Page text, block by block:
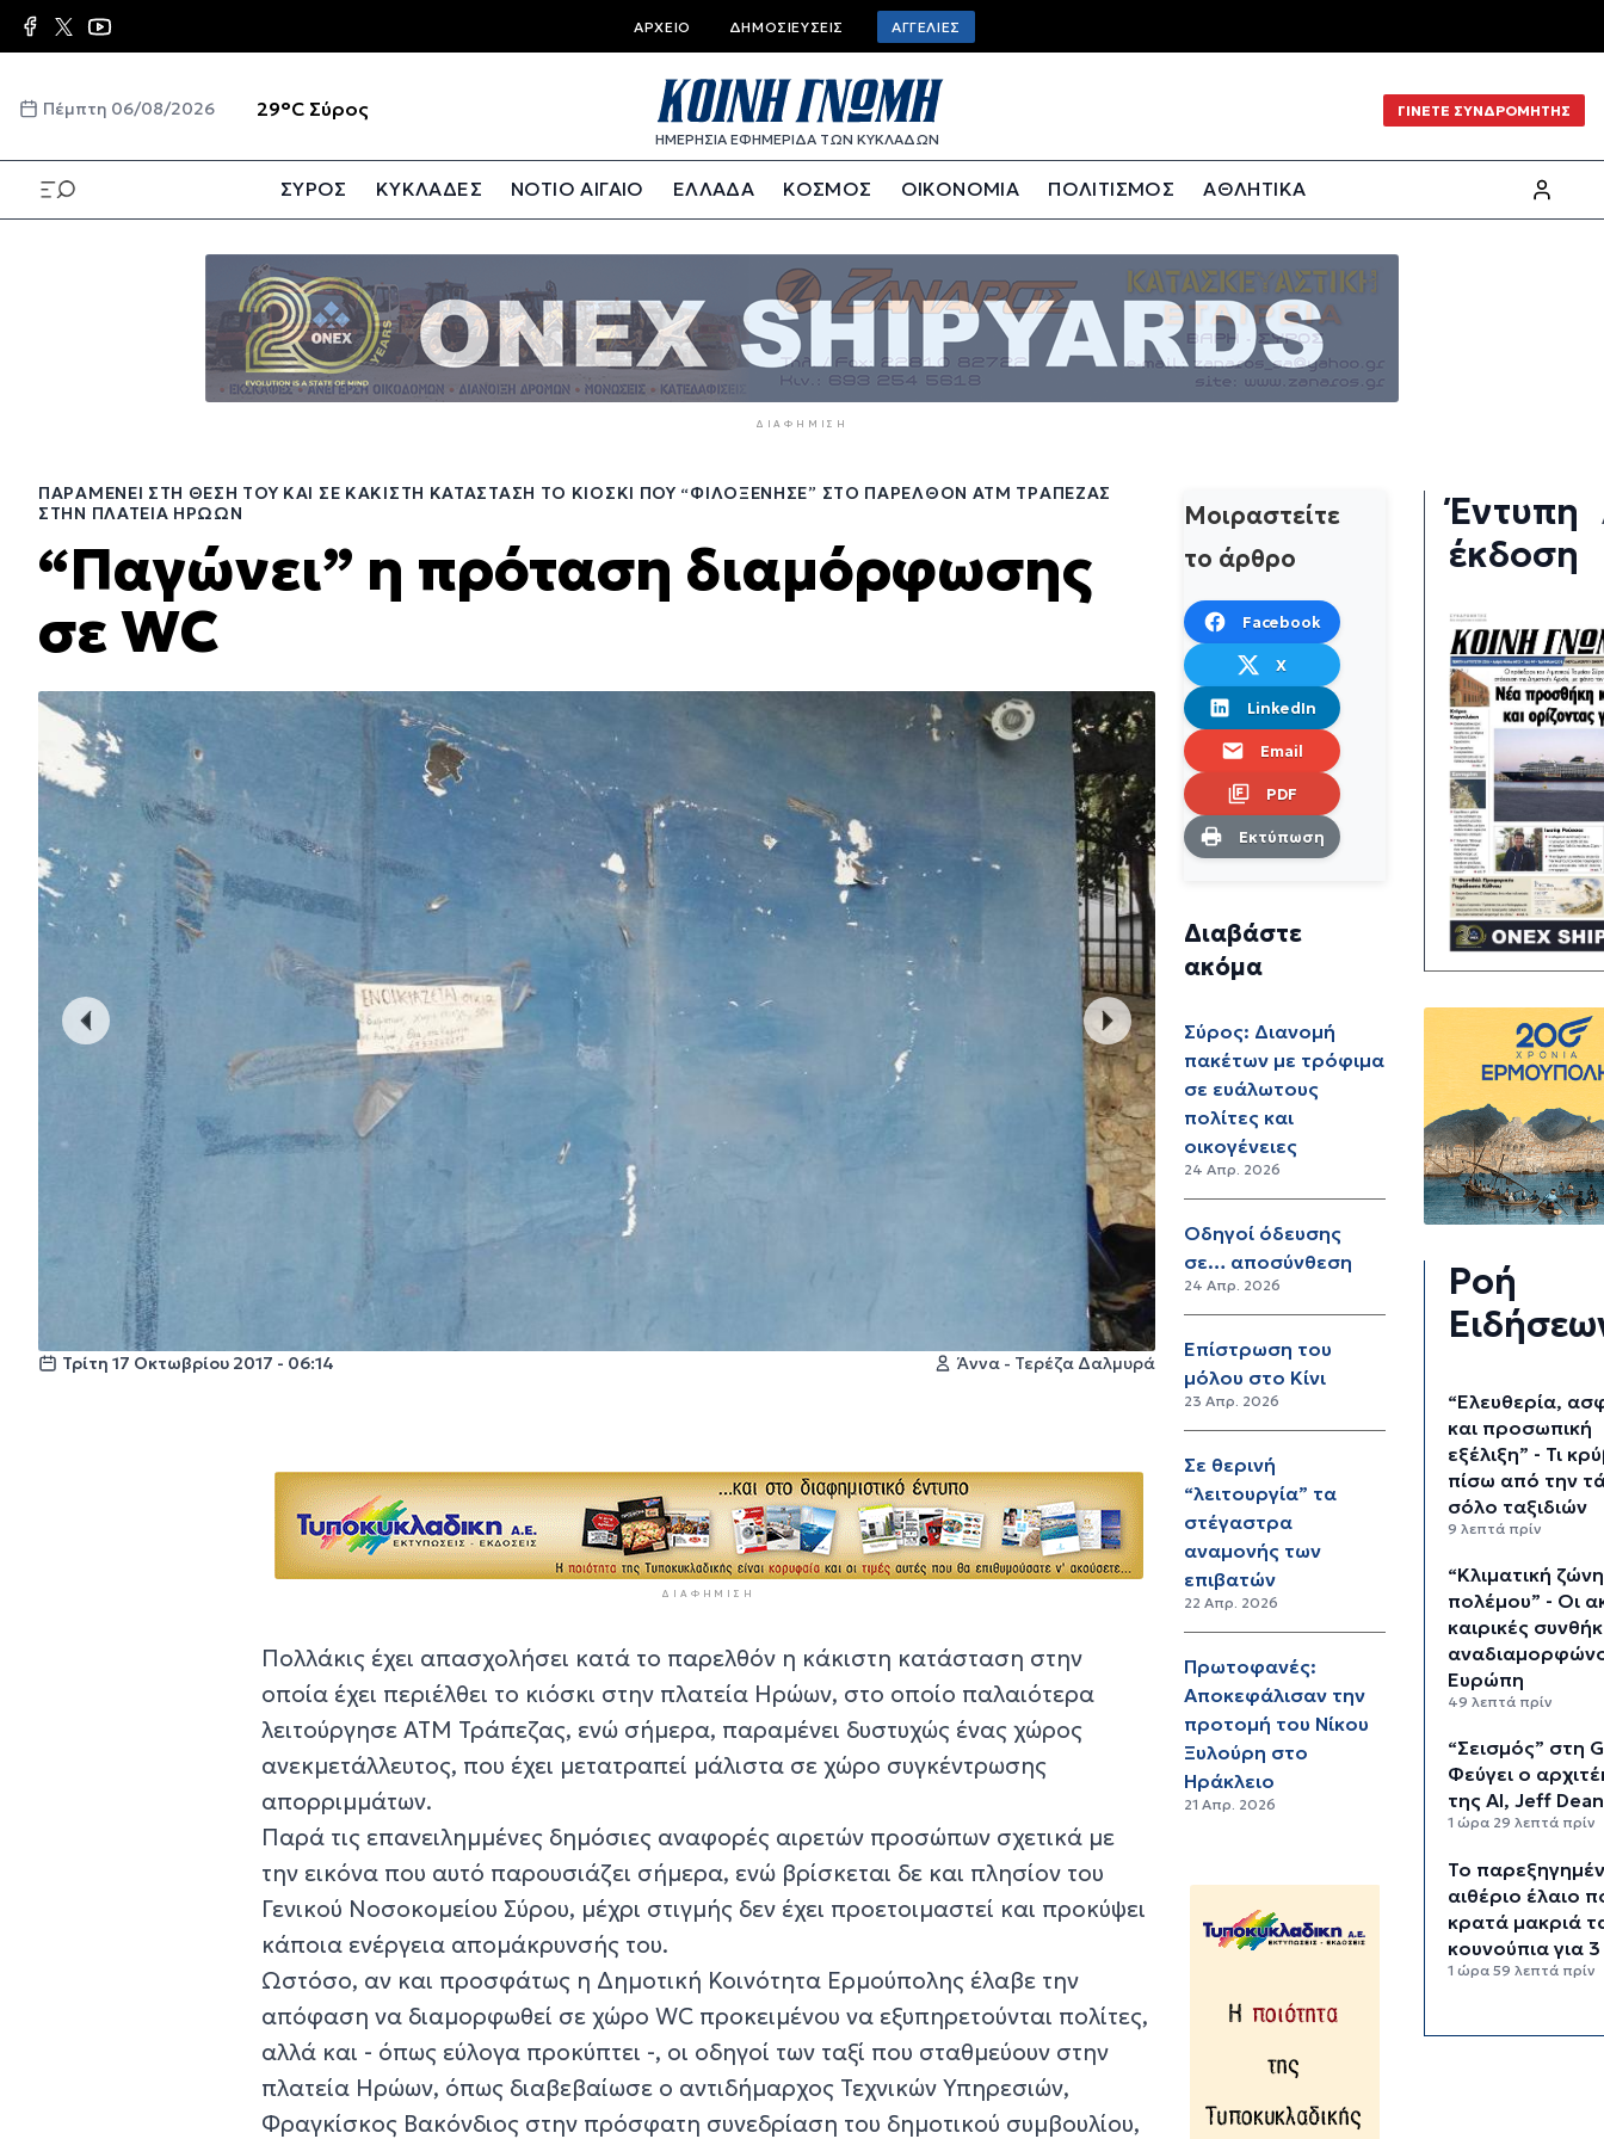
Παράκαμψη
προς
κυρίως
Top
bar
menu
ΑΡΧΕΊΟ ΔΗΜΟΣΙΕΎΣΕΙΣ ΑΓΓΕΛΊΕΣ
Πέμπτη 06/08/2026 29°C Σύρος
ΗΜΕΡΗΣΙΑ ΕΦΗΜΕΡΙΔΑ ΤΩΝ ΚΥΚΛΑΔΩΝ
ΓΙΝΕΤΕ ΣΥΝΔΡΟΜΗΤΗΣ
ΣΥΡΟΣ ΚΥΚΛΑΔΕΣ ΝΟΤΙΟ ΑΙΓΑΙΟ ΕΛΛΑΔΑ ΚΟΣΜΟΣ ΟΙΚΟΝΟΜΙΑ ΠΟΛΙΤΙΣΜΟΣ
ΑΘΛΗΤΙΚΑ
ΔΙΑΦΉΜΙΣΗ
ΠΑΡΑΜΈΝΕΙ ΣΤΗ ΘΈΣΗ ΤΟΥ ΚΑΙ ΣΕ ΚΆΚΙΣΤΗ ΚΑΤΆΣΤΑΣΗ ΤΟ ΚΙΌΣΚΙ ΠΟΥ “ΦΙΛΟΞΈΝΗΣΕ” ΣΤΟ ΠΑΡΕΛΘΌΝ ΑΤΜ ΤΡΆΠΕΖΑΣ
ΣΤΗΝ ΠΛΑΤΕΊΑ ΗΡΏΩΝ
“Παγώνει” η πρόταση διαμόρφωσης
σε WC
Τρίτη 17 Οκτωβρίου 2017 - 06:14 Άννα - Τερέζα Δαλμυρά
ΔΙΑΦΉΜΙΣΗ
Πολλάκις έχει απασχολήσει κατά το παρελθόν η κάκιστη κατάσταση στην
οποία έχει περιέλθει το κιόσκι στην πλατεία Ηρώων, στο οποίο παλαιότερα
λειτούργησε ΑΤΜ Τράπεζας, ενώ σήμερα, παραμένει δυστυχώς ένας χώρος
ανεκμετάλλευτος, που έχει μετατραπεί μάλιστα σε χώρο συγκέντρωσης
απορριμμάτων.
Παρά τις επανειλημμένες δημόσιες αναφορές αιρετών προσώπων σχετικά με
την εικόνα που αυτό παρουσιάζει σήμερα, ενώ βρίσκεται δε και πλησίον του
Γενικού Νοσοκομείου Σύρου, μέχρι στιγμής δεν έχει προετοιμαστεί και προκύψει
κάποια ενέργεια απομάκρυνσής του.
Ωστόσο, αν και προσφάτως η Δημοτική Κοινότητα Ερμούπολης έλαβε την
απόφαση να διαμορφωθεί σε χώρο WC προκειμένου να εξυπηρετούνται πολίτες,
αλλά και - όπως εύλογα προκύπτει -, οι οδηγοί των ταξί που σταθμεύουν στην
πλατεία Ηρώων, όπως διαβεβαίωσε ο αντιδήμαρχος Τεχνικών Υπηρεσιών,
Φραγκίσκος Βακόνδιος στην πρόσφατη συνεδρίαση του δημοτικού συμβουλίου,
Μοιραστείτε
το άρθρο
Facebook
X
LinkedIn
Email
PDF
Εκτύπωση
Διαβάστε
ακόμα
Σύρος: Διανομή
πακέτων με τρόφιμα
σε ευάλωτους
πολίτες και
οικογένειες
24 Απρ. 2026
Οδηγοί όδευσης
σε… αποσύνθεση
24 Απρ. 2026
Επίστρωση του
μόλου στο Κίνι
23 Απρ. 2026
Σε θερινή
“λειτουργία” τα
στέγαστρα
αναμονής των
επιβατών
22 Απρ. 2026
Πρωτοφανές:
Αποκεφάλισαν την
προτομή του Νίκου
Ξυλούρη στο
Ηράκλειο
21 Απρ. 2026
Έντυπη
έκδοση
Ροή
“Ελευθερία,
και προσωπική
εξέλιξη” - Τι
πίσω από την
σόλο ταξιδιών
9 λεπτά πρίν
“Κλιματική ζώνη
πολέμου” - Οι
καιρικές
Ευρώπη
49 λεπτά πρίν
“Σεισμός” στη
Φεύγει ο
της AI, Jeff Dean
1 ώρα 29 λεπτά πρίν
Το
αιθέριο έλαιο
κρατά μακριά
κουνούπια για
1 ώρα 59 λεπτά πρίν
γρίφο των